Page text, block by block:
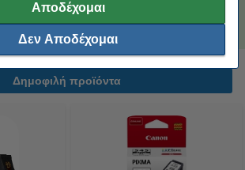
Αποδέχομαι
Δεν Αποδέχομαι
Δημοφιλή προϊόντα